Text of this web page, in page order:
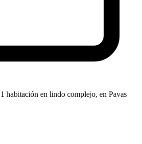
habitación en lindo complejo, en Pavas